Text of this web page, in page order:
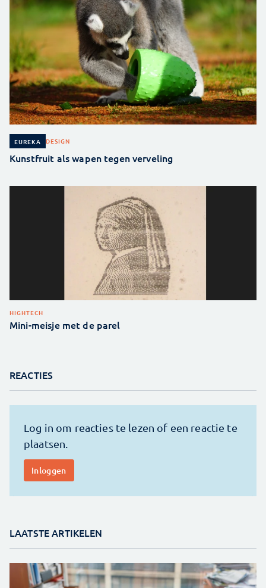
EUREKA DESIGN
Kunstfruit als wapen tegen verveling
HIGHTECH
Mini-meisje met de parel
REACTIES
LAATSTE ARTIKELEN